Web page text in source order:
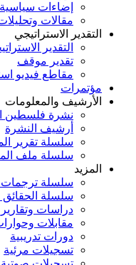
إضاءات سياسية
مقالات
التقدير الاستراتيجي
التقدير
تقدير موقف
مقاطع فيديو
مؤتمرات
الأرشيف والمعلومات
نشرة فلسطين
أرشيف النشرة
سلسلة تقرير
سلسلة ملف
المزيد
سلسلة ترجمات
سلسلة الحقائق
دراسات وتقارير
مقابلات
دورات تدريبية
تسجيلات مرئية